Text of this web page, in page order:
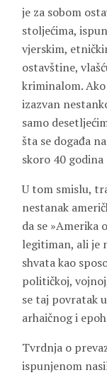
je za sobom
stoljećima,
vjerskim,
ostavštine,
kriminalom. Ako
izazvan
samo
šta se događa
skoro 40
U tom smislu,
nestanak
da se »Amerika
legitiman, ali je
shvata kao
političkoj,
se taj povratak
arhaičnog i
Tvrdnja o
ispunjenom